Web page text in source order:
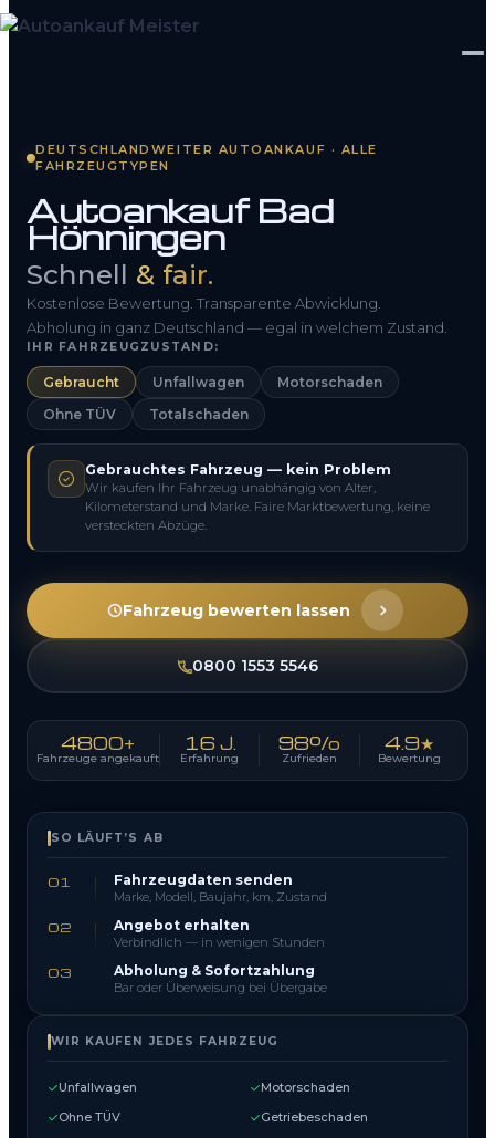
So funktioniert’s
Kontakt
FAQ
0800 1553 5546
DEUTSCHLANDWEITER AUTOANKAUF · ALLE
FAHRZEUGTYPEN
Autoankauf Bad
Hönningen
Schnell & fair.
Kostenlose Bewertung. Transparente Abwicklung.
Abholung in ganz Deutschland — egal in welchem Zustand.
IHR FAHRZEUGZUSTAND:
Gebraucht Unfallwagen
Motorschaden
Ohne TÜV
Totalschaden
Gebrauchtes Fahrzeug — kein Problem
Wir kaufen Ihr Fahrzeug unabhängig von Alter,
Kilometerstand und Marke. Faire Marktbewertung, keine
versteckten Abzüge.
Fahrzeug bewerten lassen
0800 1553 5546
4800+
Fahrzeuge angekauft
16 J.
Erfahrung
98%
Zufrieden
4.9★
Bewertung
SO LÄUFT’S AB
01 Fahrzeugdaten senden
Marke, Modell, Baujahr, km, Zustand
02 Angebot erhalten
Verbindlich — in wenigen Stunden
03 Abholung & Sofortzahlung
Bar oder Überweisung bei Übergabe
WIR KAUFEN JEDES FAHRZEUG
Unfallwagen
Motorschaden
Ohne TÜV
Getriebeschaden